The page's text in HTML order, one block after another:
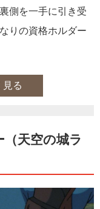
側を一手に引き受
りの資格ホルダー
見る
天空の城ラ